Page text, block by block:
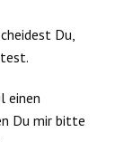
Du,
einen
Du mir bitte